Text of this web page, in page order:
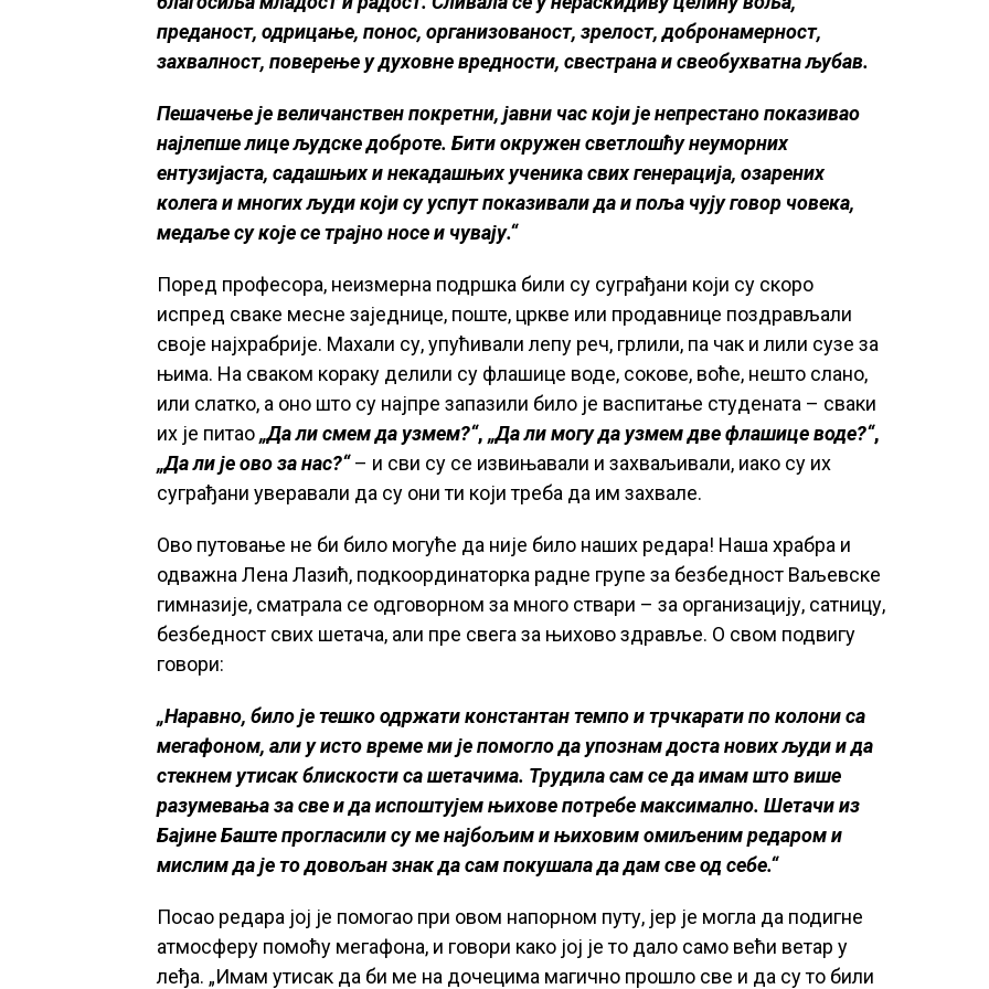
преданост, одрицање, понос, организованост, зрелост, добронамерност,
захвалност, поверење у духовне вредности, свестрана и свеобухватна љубав.
Пешачење је величанствен покретни, јавни час који је непрестано показивао
најлепше лице људске доброте. Бити окружен светлошћу неуморних
ентузијаста, садашњих и некадашњих ученика свих генерација, озарених
колега и многих људи који су успут показивали да и поља чују говор човека,
медаље су које се трајно носе и чувају.“
Поред професора, неизмерна подршка били су суграђани који су скоро
испред сваке месне заједнице, поште, цркве или продавнице поздрављали
своје најхрабрије. Махали су, упућивали лепу реч, грлили, па чак и лили сузе за
њима. На сваком кораку делили су флашице воде, сокове, воће, нешто слано,
или слатко, а оно што су најпре запазили било је васпитање студената – сваки
их је питао„Да ли смем да узмем?“, „Да ли могу да узмем две флашице воде?“,
„Да ли је ово за нас?“ – и сви су се извињавали и захваљивали, иако су их
суграђани уверавали да су они ти који треба да им захвале.
Ово путовање не би било могуће да није било наших редара! Наша храбра и
одважна Лена Лазић, подкоординаторка радне групе за безбедност Ваљевске
гимназије, сматрала се одговорном за много ствари – за организацију, сатницу,
безбедност свих шетача, али пре свега за њихово здравље. О свом подвигу
говори:
„Наравно, било је тешко одржати константан темпо и трчкарати по колони са
мегафоном, али у исто време ми је помогло да упознам доста нових људи и да
стекнем утисак блискости са шетачима. Трудила сам се да имам што више
разумевања за све и да испоштујем њихове потребе максимално. Шетачи из
Бајине Баште прогласили су ме најбољим и њиховим омиљеним редаром и
мислим да је то довољан знак да сам покушала да дам све од себе.“
Посао редара јој је помогао при овом напорном путу, јер је могла да подигне
атмосферу помоћу мегафона, и говори како јој је то дало само већи ветар у
леђа. „Имам утисак да би ме на дочецима магично прошло све и да су то били